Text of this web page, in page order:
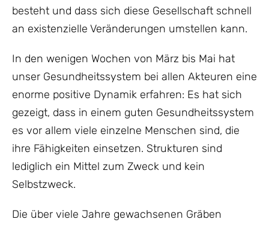
besteht und dass sich diese Gesellschaft schnell
an existenzielle Veränderungen umstellen kann.
In den wenigen Wochen von März bis Mai hat
unser Gesundheitssystem bei allen Akteuren eine
enorme positive Dynamik erfahren: Es hat sich
gezeigt, dass in einem guten Gesundheitssystem
es vor allem viele einzelne Menschen sind, die
ihre Fähigkeiten einsetzen. Strukturen sind
lediglich ein Mittel zum Zweck und kein
Selbstzweck.
Die über viele Jahre gewachsenen Gräben